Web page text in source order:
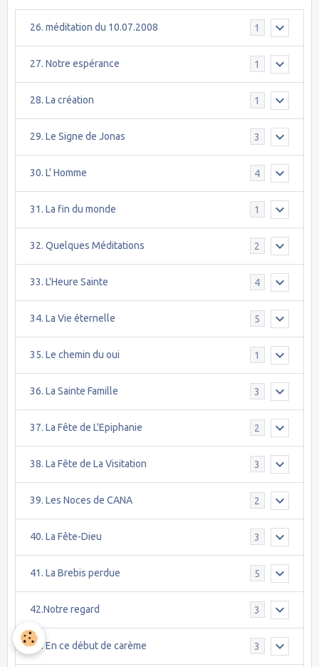
26. méditation du 10.07.2008 1
27. Notre espérance 1
28. La création 1
29. Le Signe de Jonas 3
30. L' Homme 4
31. La fin du monde 1
32. Quelques Méditations 2
33. L'Heure Sainte 4
34. La Vie éternelle 5
35. Le chemin du oui 1
36. La Sainte Famille 3
37. La Fête de L'Epiphanie 2
38. La Fête de La Visitation 3
39. Les Noces de CANA 2
40. La Fête-Dieu 3
41. La Brebis perdue 5
42.Notre regard 3
43. En ce début de carème 3